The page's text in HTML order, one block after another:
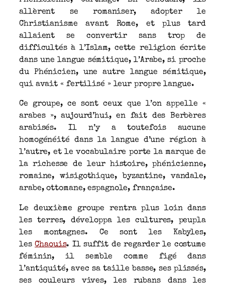
allèrent se romaniser, adopter le
Christianisme avant Rome, et plus tard
allaient se convertir sans trop de
difficultés à l’Islam, cette religion écrite
dans une langue sémitique, l’Arabe, si proche
du Phénicien, une autre langue sémitique,
qui avait « fertilisé » leur propre langue.
Ce groupe, ce sont ceux que l’on appelle «
arabes », aujourd’hui, en fait des Berbères
arabisés. Il n’y a toutefois aucune
homogénéité dans la langue d’une région à
l’autre, et le vocabulaire porte la marque de
la richesse de leur histoire, phénicienne,
romaine, wisigothique, byzantine, vandale,
arabe, ottomane, espagnole, française.
Le deuxième groupe rentra plus loin dans
les terres, développa les cultures, peupla
les montagnes. Ce sont les Kabyles,
lesChaouis. Il suffit de regarder le costume
féminin, il semble comme figé dans
l’antiquité, avec sa taille basse, ses plissés,
ses couleurs vives, les rubans dans les